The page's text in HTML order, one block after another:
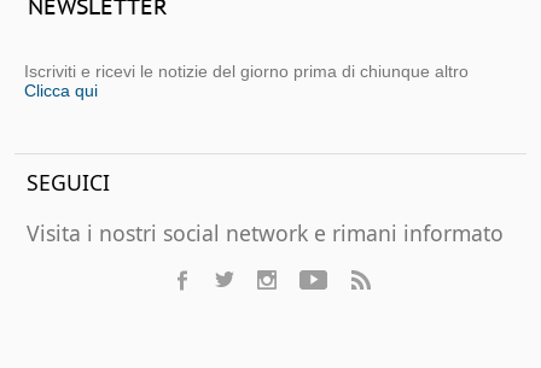
NEWSLETTER
Iscriviti e ricevi le notizie del giorno prima di chiunque altro
Clicca qui
SEGUICI
Visita i nostri social network e rimani informato